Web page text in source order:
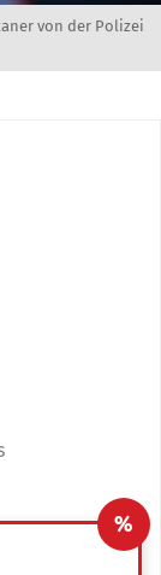
von der Polizei